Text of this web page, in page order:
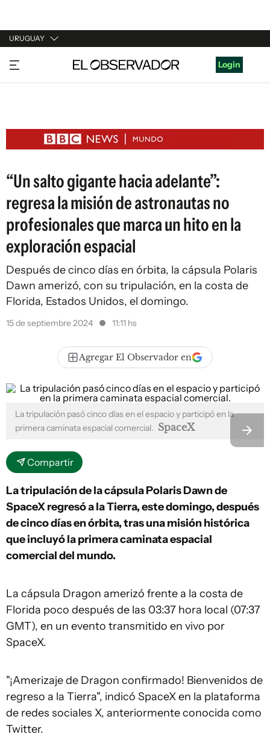
URUGUAY
URUGUAY
ARGENTINA
ESTADOS UNIDOS
Login
“Un salto gigante hacia adelante”:
regresa la misión de astronautas no
profesionales que marca un hito en la
exploración espacial
Después de cinco días en órbita, la cápsula Polaris
Dawn amerizó, con su tripulación, en la costa de
Florida, Estados Unidos, el domingo.
15 de septiembre 2024 11:11 hs
Agregar El Observador en
La tripulación pasó cinco días en el espacio y participó en la
primera caminata espacial comercial. SpaceX
Compartir
La tripulación de la cápsula Polaris Dawn de
SpaceX regresó a la Tierra, este domingo, después
de cinco días en órbita, tras una misión histórica
que incluyó la primera caminata espacial
comercial del mundo.
La cápsula Dragon amerizó frente a la costa de
Florida poco después de las 03:37 hora local (07:37
GMT), en un evento transmitido en vivo por
SpaceX.
"¡Amerizaje de Dragon confirmado! Bienvenidos de
regreso a la Tierra", indicó SpaceX en la plataforma
de redes sociales X, anteriormente conocida como
Twitter.